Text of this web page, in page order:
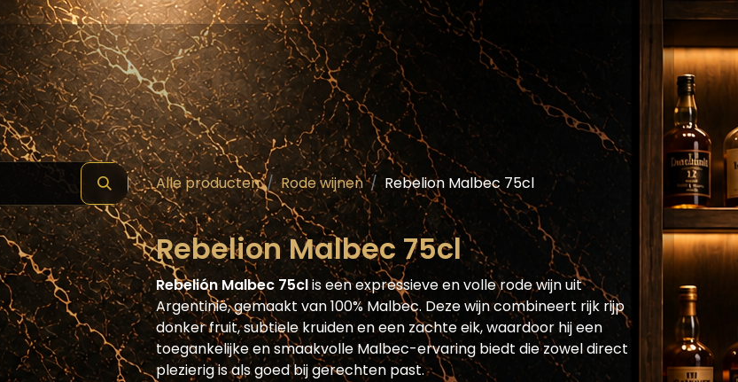
Schilde ( Wines & Spirits ) Masterclass Assortiment Blog Horecaplatform
Alle producten Rode wijnen Rebelion Malbec 75cl
Rebelion Malbec 75cl
Rebelión Malbec 75clis een expressieve en volle rode wijn uit
Argentinië, gemaakt van 100% Malbec. Deze wijn combineert rijk rijp
donker fruit, subtiele kruiden en een zachte eik, waardoor hij een
toegankelijke en smaakvolle Malbec-ervaring biedt die zowel direct
plezierig is als goed bij gerechten past.